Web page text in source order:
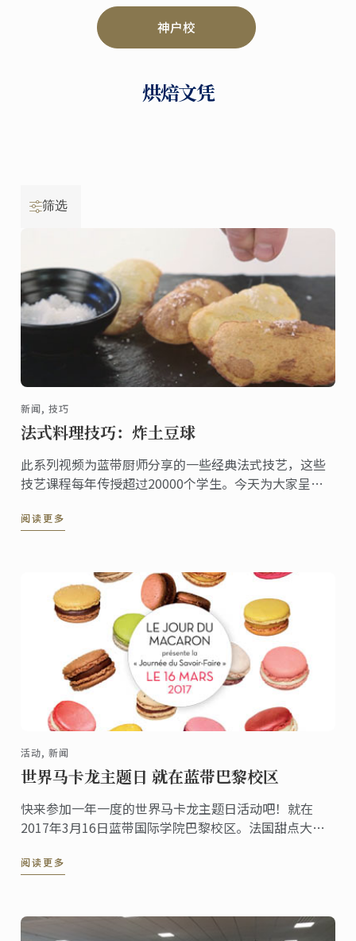
神户校
烘焙文凭
筛选
新闻, 技巧
法式料理技巧：炸土豆球
此系列视频为蓝带厨师分享的一些经典法式技艺，这些
技艺课程每年传授超过20000个学生。今天为大家呈现
阅读更多
活动, 新闻
世界马卡龙主题日 就在蓝带巴黎校区
快来参加一年一度的世界马卡龙主题日活动吧！就在
2017年3月16日蓝带国际学院巴黎校区。法国甜点大师
阅读更多